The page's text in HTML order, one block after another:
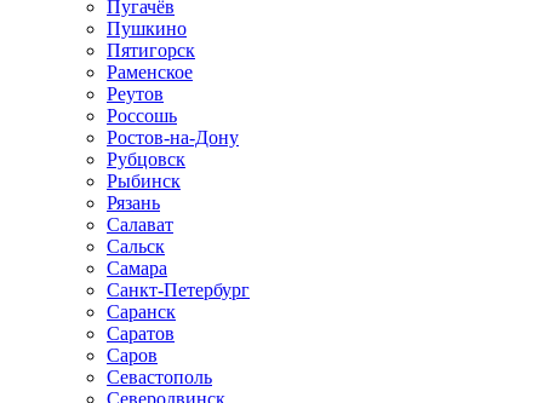
Пугачёв
Пушкино
Пятигорск
Раменское
Реутов
Россошь
Ростов-на-Дону
Рубцовск
Рыбинск
Рязань
Салават
Сальск
Самара
Санкт-Петербург
Саранск
Саратов
Саров
Севастополь
Северодвинск